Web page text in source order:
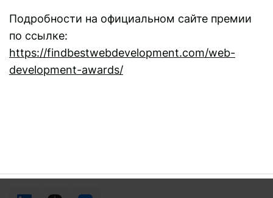
Подробности на официальном сайте премии
по ссылке:
https://findbestwebdevelopment.com/web-
development-awards/